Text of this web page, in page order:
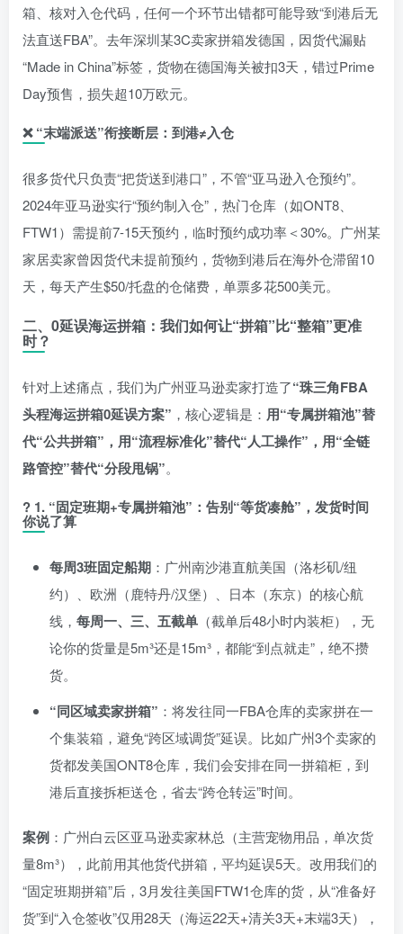
箱、核对入仓代码，任何一个环节出错都可能导致“到港后无
法直送FBA”。去年深圳某3C卖家拼箱发德国，因货代漏贴
“Made in China”标签，货物在德国海关被扣3天，错过Prime
Day预售，损失超10万欧元。
❌“末端派送”衔接断层：到港≠入仓
很多货代只负责“把货送到港口”，不管“亚马逊入仓预约”。
2024年亚马逊实行“预约制入仓”，热门仓库（如ONT8、
FTW1）需提前7-15天预约，临时预约成功率＜30%。广州某
家居卖家曾因货代未提前预约，货物到港后在海外仓滞留10
天，每天产生$50/托盘的仓储费，单票多花500美元。
二、0延误海运拼箱：我们如何让“拼箱”比“整箱”更准
时？
针对上述痛点，我们为广州亚马逊卖家打造了“珠三角FBA
头程海运拼箱0延误方案” ，核心逻辑是： 用“专属拼箱池”替
代“公共拼箱”，用“流程标准化”替代“人工操作”，用“全链
路管控”替代“分段甩锅”。
? 1. “固定班期+专属拼箱池”：告别“等货凑舱”，发货时间
你说了算
每周3班固定船期 ：广州南沙港直航美国（洛杉矶/纽
约）、欧洲（鹿特丹/汉堡）、日本（东京）的核心航
线， 每周一、三、五截单 （截单后48小时内装柜），无
论你的货量是5m³还是15m³，都能“到点就走”，绝不攒
货。
“同区域卖家拼箱” ：将发往同一FBA仓库的卖家拼在一
个集装箱，避免“跨区域调货”延误。比如广州3个卖家的
货都发美国ONT8仓库，我们会安排在同一拼箱柜，到
港后直接拆柜送仓，省去“跨仓转运”时间。
案例 ：广州白云区亚马逊卖家林总（主营宠物用品，单次货
量8m³），此前用其他货代拼箱，平均延误5天。改用我们的
“固定班期拼箱”后，3月发往美国FTW1仓库的货，从“准备好
货”到“入仓签收”仅用28天（海运22天+清关3天+末端3天），